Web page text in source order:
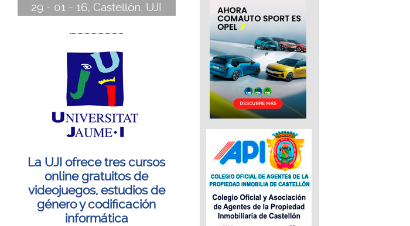
29 - 01 - 16, Castellón. UJI
La UJI ofrece tres cursos
online gratuitos de
videojuegos, estudios de
género y codificación
informática